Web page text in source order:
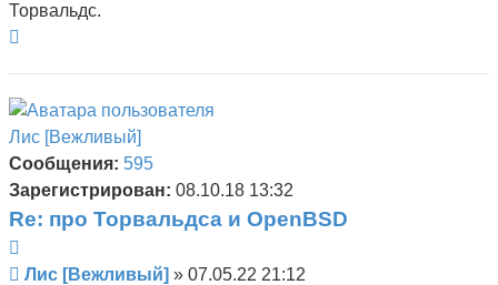
Торвальдс.
Лис [Вежливый]
Сообщения: 595
Зарегистрирован: 08.10.18 13:32
Re: про Торвальдса и OpenBSD
Сообщение
Лис [Вежливый] » 07.05.22 21:12